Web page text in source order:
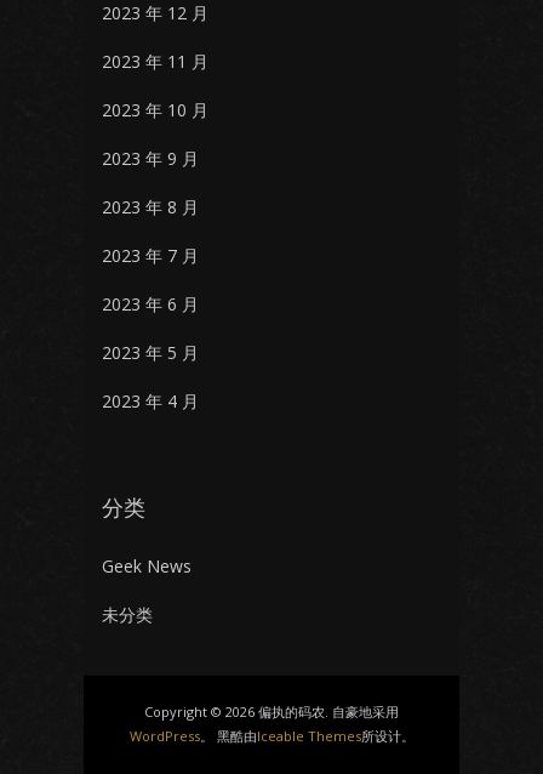
2023 年 12 月
2023 年 11 月
2023 年 10 月
2023 年 9 月
2023 年 8 月
2023 年 7 月
2023 年 6 月
2023 年 5 月
2023 年 4 月
分类
Geek News
未分类
Copyright © 2026 偏执的码农. 自豪地采用
WordPress。 黑酷由Iceable Themes所设计。